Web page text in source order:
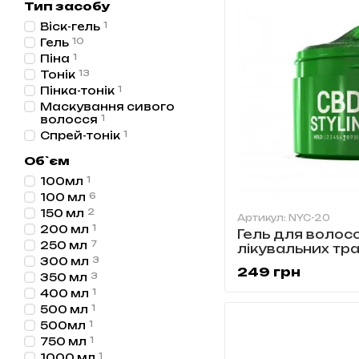
Артикул: NYC-20
Гель для
лікувальних
249 грн
Тип засобу
Віск-гель 1
Гель 10
Піна 1
Тонік 13
Пінка-тонік 1
Маскування сивого
волосся 1
Спрей-тонік 1
Об`єм
100мл 1
100 мл 6
150 мл 2
200 мл 1
250 мл 7
300 мл 3
350 мл 3
400 мл 1
500 мл 1
500мл 1
750 мл 1
1